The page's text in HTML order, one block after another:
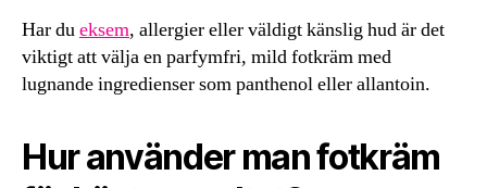
Har dueksem, allergier eller väldigt känslig hud är det
viktigt att välja en parfymfri, mild fotkräm med
lugnande ingredienser som panthenol eller allantoin.
Hur använder man fotkräm